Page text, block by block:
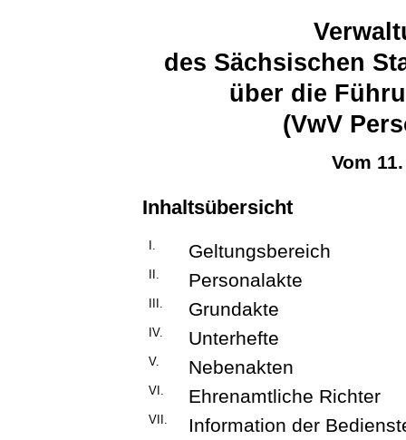
des Sächsischen
über die
(VwV
Vom
Inhaltsübersicht
Geltungsbereich
Personalakte
Grundakte
IV. Unterhefte
V. Nebenakten
VI. Ehrenamtliche Richter
VII. Information der